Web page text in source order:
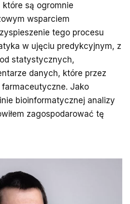
są ogromnie
wsparciem
tego procesu
w ujęciu predykcyjnym, z
statystycznych,
danych, które przez
Jako
bioinformatycznej analizy
zagospodarować tę